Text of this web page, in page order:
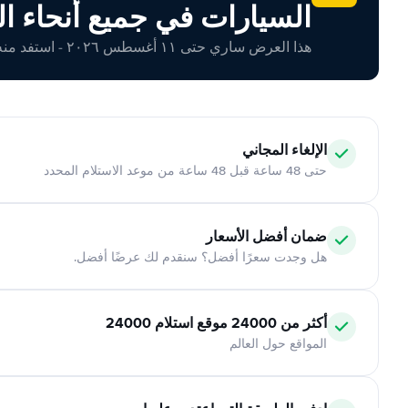
السيارات في جميع أنحاء
هذا العرض ساري حتى ١١ أغسطس ٢٠٢٦ - استفد منه اليوم!
الإلغاء المجاني
حتى 48 ساعة قبل 48 ساعة من موعد الاستلام المحدد
ضمان أفضل الأسعار
هل وجدت سعرًا أفضل؟ سنقدم لك عرضًا أفضل.
أكثر من 24000 موقع استلام 24000
المواقع حول العالم